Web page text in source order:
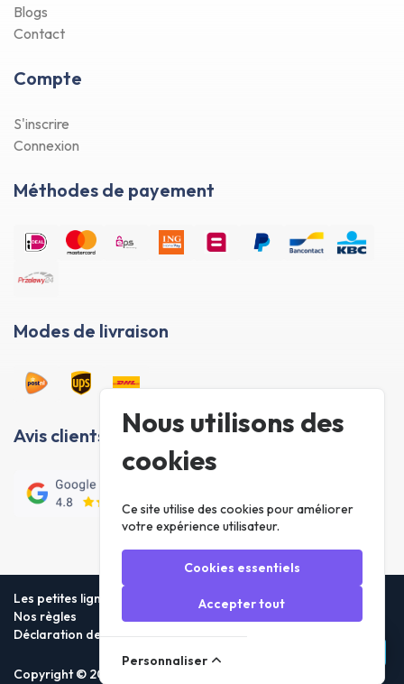
Blogs
Contact
Compte
S'inscrire
Connexion
Méthodes de payement
Modes de livraison
Avis clients
Copyright © 2026 Foneday.nl B.V. All rights reserved.
Les petites lignes
Nos règles
Déclaration de confidentialité
Nous utilisons des
cookies
Ce site utilise des cookies pour améliorer
votre expérience utilisateur.
Cookies essentiels
Accepter tout
Personnaliser